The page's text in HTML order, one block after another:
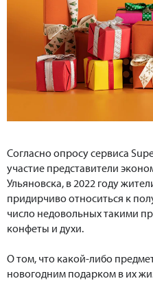
Согласно опросу сервиса
участие представители
Ульяновска, в 2022 году
придирчиво относиться к
число недовольных такими
конфеты и духи.
О том, что какой-либо
новогодним подарком в их